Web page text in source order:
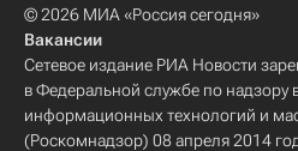
© 2026 МИА «Россия сегодня»
Вакансии
Сетевое издание РИА Новости
в Федеральной службе по надзору
информационных технологий и
(Роскомнадзор) 08 апреля 2014